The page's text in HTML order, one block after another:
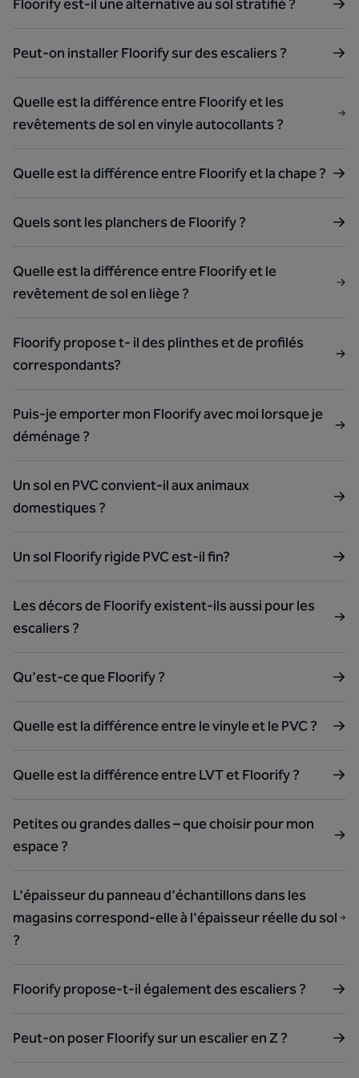
Floorify est-il une alternative au sol stratifié ?
Peut-on installer Floorify sur des escaliers ?
Quelle est la différence entre Floorify et les
revêtements de sol en vinyle autocollants ?
Quelle est la différence entre Floorify et la chape ?
Quels sont les planchers de Floorify ?
Quelle est la différence entre Floorify et le
revêtement de sol en liège ?
Floorify propose t- il des plinthes et de profilés
correspondants?
Puis-je emporter mon Floorify avec moi lorsque je
déménage ?
Un sol en PVC convient-il aux animaux
domestiques ?
Un sol Floorify rigide PVC est-il fin?
Les décors de Floorify existent-ils aussi pour les
escaliers ?
Qu'est-ce que Floorify ?
Quelle est la différence entre le vinyle et le PVC ?
Quelle est la différence entre LVT et Floorify ?
Petites ou grandes dalles – que choisir pour mon
espace ?
L'épaisseur du panneau d'échantillons dans les
magasins correspond-elle à l'épaisseur réelle du sol
?
Floorify propose-t-il également des escaliers ?
Peut-on poser Floorify sur un escalier en Z ?